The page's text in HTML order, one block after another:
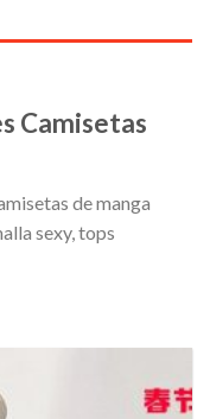
Camisetas
de manga
sexy, tops